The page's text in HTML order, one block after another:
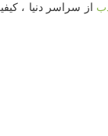
از سراسر دنیا ،